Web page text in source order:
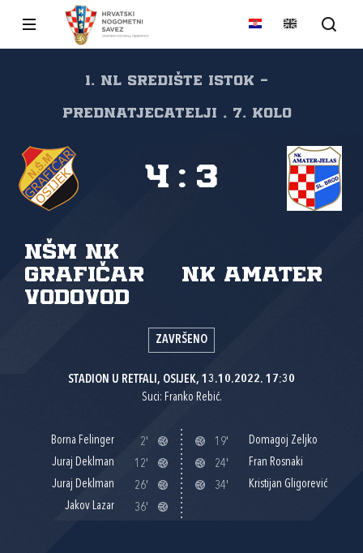
1. NL Središte Istok -
Prednatjecatelji , 7. kolo
NŠM NK
Grafičar
Vodovod
NK Amater
4 : 3
ZAVRŠENO
STADION U RETFALI, OSIJEK, 13.10.2022. 17:30
Suci: Franko Rebić.
Borna Felinger
2'
Juraj Deklman
12'
Juraj Deklman
26'
Jakov Lazar
36'
19'
Domagoj Zeljko
24'
Fran Rosnaki
34'
Kristijan Gligorević